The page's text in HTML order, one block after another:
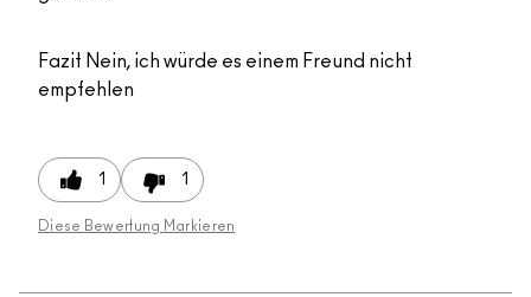
Fazit Nein, ich würde es einem Freund nicht
empfehlen
1 1
Diese Bewertung Markieren